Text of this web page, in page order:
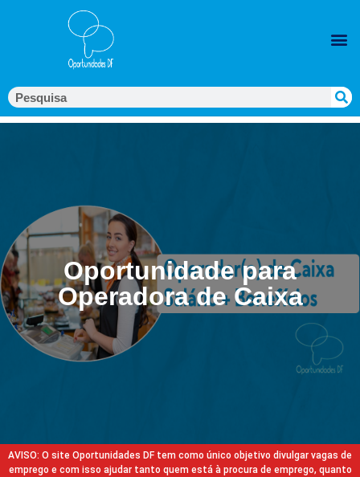
Oportunidade para
Operadora de Caixa
AVISO: O site Oportunidades DF tem como único objetivo divulgar vagas de
emprego e com isso ajudar tanto quem está à procura de emprego, quanto